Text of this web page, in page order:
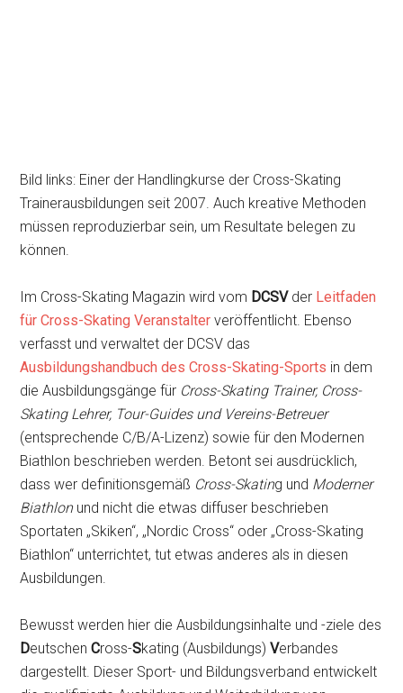
Bild links: Einer der Handlingkurse der Cross-Skating
Trainerausbildungen seit 2007. Auch kreative Methoden
müssen reproduzierbar sein, um Resultate belegen zu
können.
Im Cross-Skating Magazin wird vom DCSVder Leitfaden
für Cross-Skating Veranstalter veröffentlicht. Ebenso
verfasst und verwaltet der DCSV das
Ausbildungshandbuch des Cross-Skating-Sports in dem
die Ausbildungsgänge für Cross-Skating Trainer, Cross-
Skating Lehrer, Tour-Guides und Vereins-Betreuer
(entsprechende C/B/A-Lizenz) sowie für den Modernen
Biathlon beschrieben werden. Betont sei ausdrücklich,
dass wer definitionsgemäß Cross-Skating und Moderner
Biathlonund nicht die etwas diffuser beschrieben
Sportaten „Skiken“, „Nordic Cross“ oder „Cross-Skating
Biathlon“ unterrichtet, tut etwas anderes als in diesen
Ausbildungen.
Bewusst werden hier die Ausbildungsinhalte und -ziele des
Deutschen Cross-Skating (Ausbildungs) Verbandes
dargestellt. Dieser Sport- und Bildungsverband entwickelt